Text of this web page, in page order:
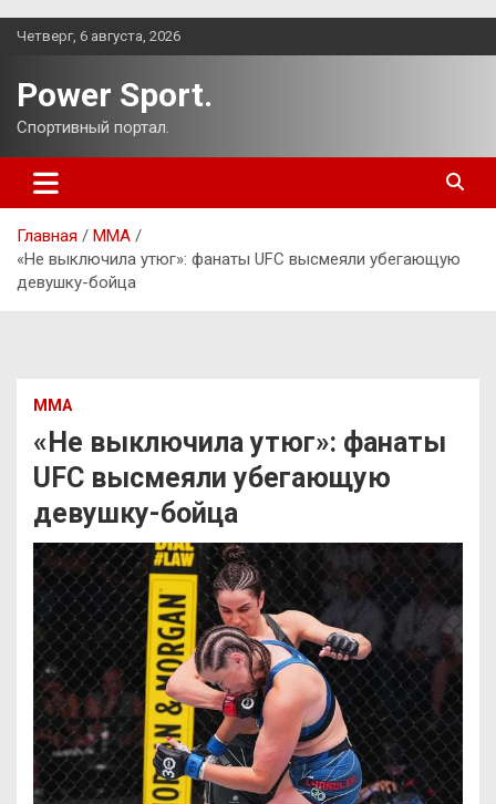
Перейти
Четверг, 6 августа, 2026
Power Sport.
Спортивный портал.
Главная
ММА
«Не выключила утюг»: фанаты UFC высмеяли убегающую
девушку-бойца
ММА
«Не выключила утюг»: фанаты
UFC высмеяли убегающую
девушку-бойца